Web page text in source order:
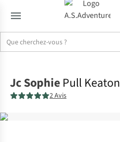
Jc Sophie Pull Keaton
2 Avis